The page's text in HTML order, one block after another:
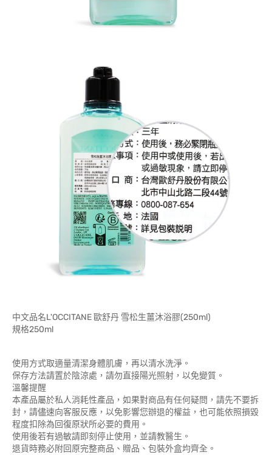
中文品名L'OCCITANE 歐舒丹 雪松生薑沐浴膠(250ml)
規格250ml
使用方式取適量清潔身體肌膚，再以清水洗淨。
保存方法請置於陰涼處，請勿直接陽光照射，以免變質。
溫馨提醒
本產品屬於私人消耗性產品，如果對商品有任何疑問，請先不要拆
封，請儘速向客服反應，以免影響您辦退的權益，也可能依照損毀
程度扣除為回復原狀所必要的費用。
使用後若有過敏請即刻停止使用，並請教醫生。
退貨時務必附回原完整商品、贈品、包裝外盒均齊全。